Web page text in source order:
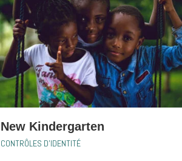
New Kindergarten
CONTRÔLES D'IDENTITÉ